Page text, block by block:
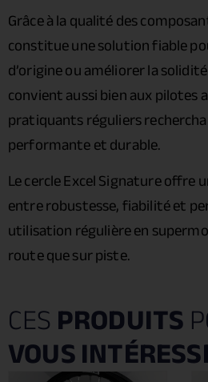
Grâce à la qualité des
constitue une solution fiable
d’origine ou améliorer la
convient aussi bien aux pilotes
pratiquants réguliers
performante et durable.
Le cercle Excel Signature offre
entre robustesse, fiabilité et
utilisation régulière en
route que sur piste.
CESPRODUITS
VOUS